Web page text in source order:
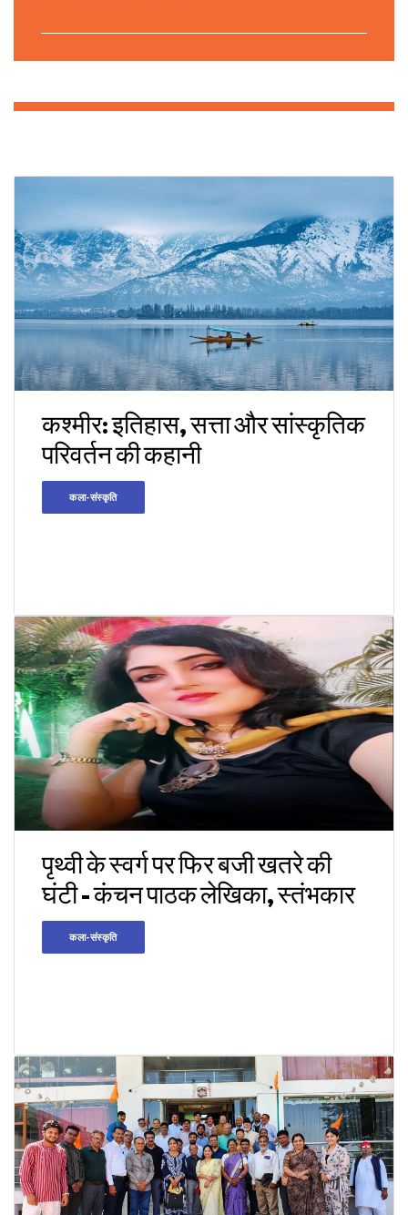
कश्मीर: इतिहास, सत्ता और सांस्कृतिक
परिवर्तन की कहानी
कला-संस्कृति
पृथ्वी के स्वर्ग पर फिर बजी खतरे की
घंटी - कंचन पाठक लेखिका, स्तंभकार
कला-संस्कृति